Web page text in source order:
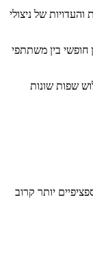
והעדויות של ניצולי
חופשי בין משתתפי
שפות שונות
יותר קרוב